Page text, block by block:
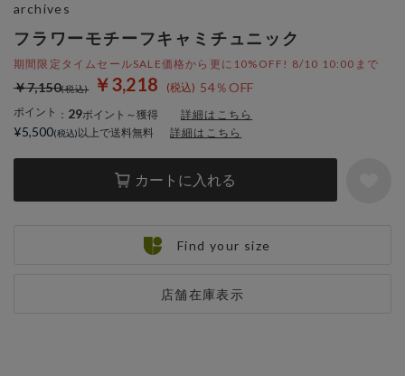
フラワーモチーフキャミチュニック
期間限定タイムセールSALE価格から更に10%OFF! 8/10 10:00まで
￥3,218 54％OFF
￥7,150
ポイント ： 29ポイント～獲得 詳細はこちら
カートに入れる
店舗在庫表示
archives
¥5,500 以上で送料無料 詳細はこちら
Find your size